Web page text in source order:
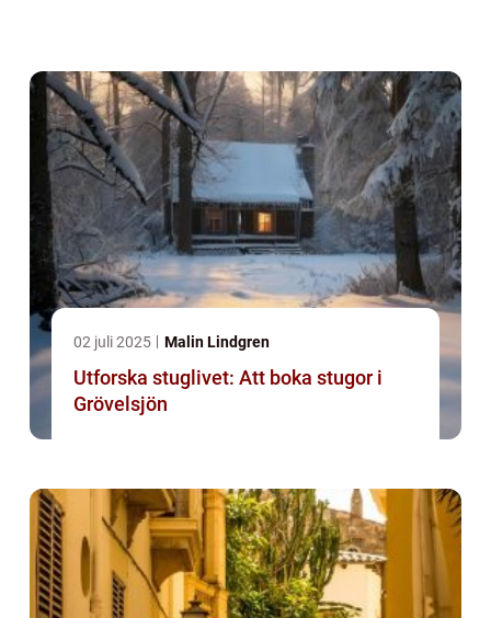
02 juli 2025 Malin Lindgren
Utforska stuglivet: Att boka stugor i
Grövelsjön